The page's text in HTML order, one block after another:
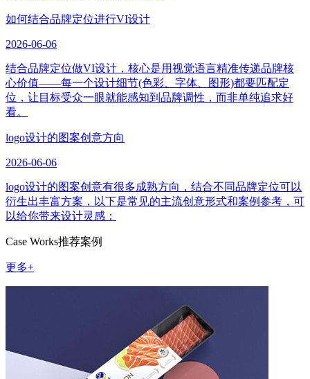
如何结合品牌定位进行VI设计
2026-06-06
结合品牌定位做VI设计，核心是用视觉语言精准传递品牌核
心价值——每一个设计细节(色彩、字体、图形)都要匹配定
位，让目标受众一眼就能感知到品牌调性，而非单纯追求好
看。
logo设计的图案创意方向
2026-06-06
logo设计的图案创意有很多成熟方向，结合不同品牌定位可以
衍生出丰富方案，以下是常见的主流创意形式和案例参考，可
以给你带来设计灵感：
Case Works推荐案例
更多+